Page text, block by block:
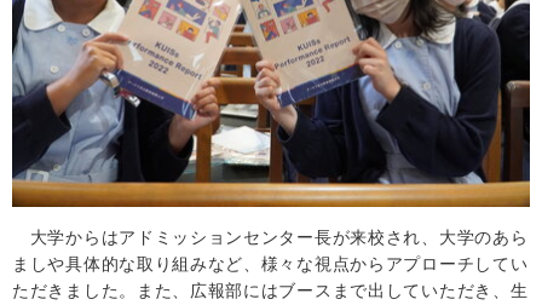
大学からはアドミッションセンター長が来校され、大学のあら
ましや具体的な取り組みなど、様々な視点からアプローチしてい
ただきました。また、広報部にはブースまで出していただき、生